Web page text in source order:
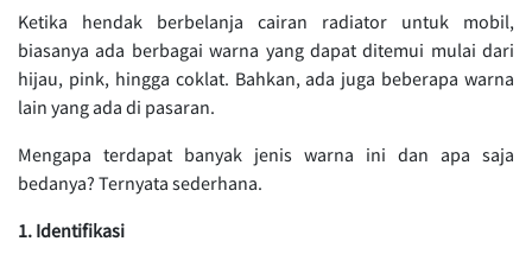
Ketika hendak berbelanja cairan radiator untuk mobil,
biasanya ada berbagai warna yang dapat ditemui mulai dari
hijau, pink, hingga coklat. Bahkan, ada juga beberapa warna
lain yang ada di pasaran.
Mengapa terdapat banyak jenis warna ini dan apa saja
bedanya? Ternyata sederhana.
1. Identifikasi